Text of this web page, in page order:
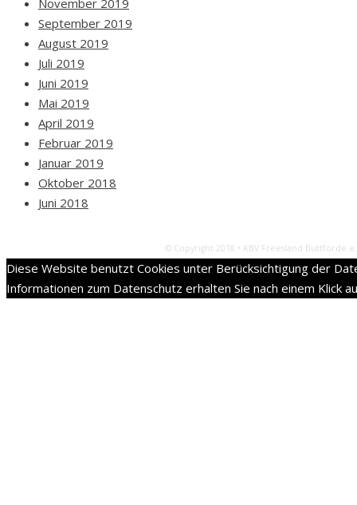
September 2019
August 2019
Juli 2019
Juni 2019
Mai 2019
April 2019
Februar 2019
Januar 2019
Oktober 2018
Juni 2018
© Copyright 2018 • KBV Freesland Buttforde
Diese Website benutzt Cookies unter Berücksichtigung der
Informationen zum Datenschutz erhalten Sie nach einem Klick